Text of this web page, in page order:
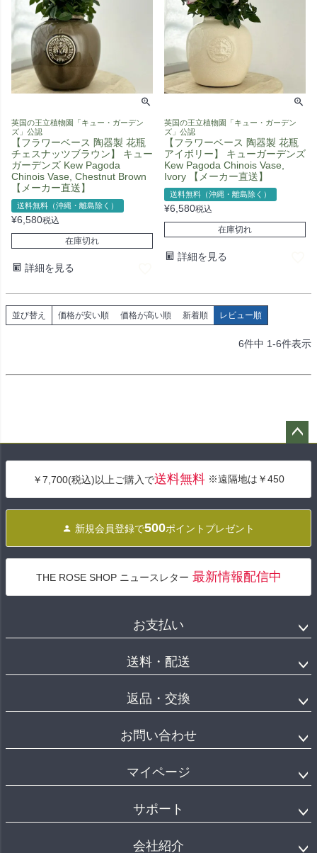
英国の王立植物園「キュー・ガーデン
ズ」公認
【フラワーベース 陶器製 花瓶
チェスナッツブラウン】 キュー
ガーデンズ Kew Pagoda
Chinois Vase, Chestnut Brown
【メーカー直送】
送料無料（沖縄・離島除く）
¥6,580税込
在庫切れ
詳細を見る
英国の王立植物園「キュー・ガーデン
ズ」公認
【フラワーベース 陶器製 花瓶
アイボリー】 キューガーデンズ
Kew Pagoda Chinois Vase,
Ivory 【メーカー直送】
送料無料（沖縄・離島除く）
¥6,580税込
在庫切れ
詳細を見る
並び替え 価格が安い順 価格が高い順 新着順 レビュー順
6件中 1-6件表示
へ
￥7,700(税込)以上ご購入で送料無料 ※遠隔地は￥450
新規会員登録で500ポイントプレゼント
THE ROSE SHOP ニュースレター 最新情報配信中
お支払い
送料・配送
返品・交換
お問い合わせ
マイページ
サポート
会社紹介